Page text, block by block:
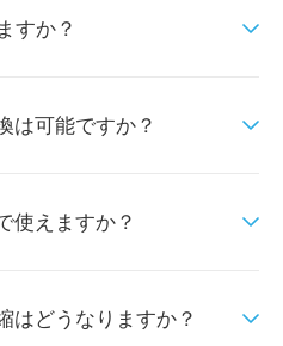
すか？
は可能ですか？
使えますか？
はどうなりますか？